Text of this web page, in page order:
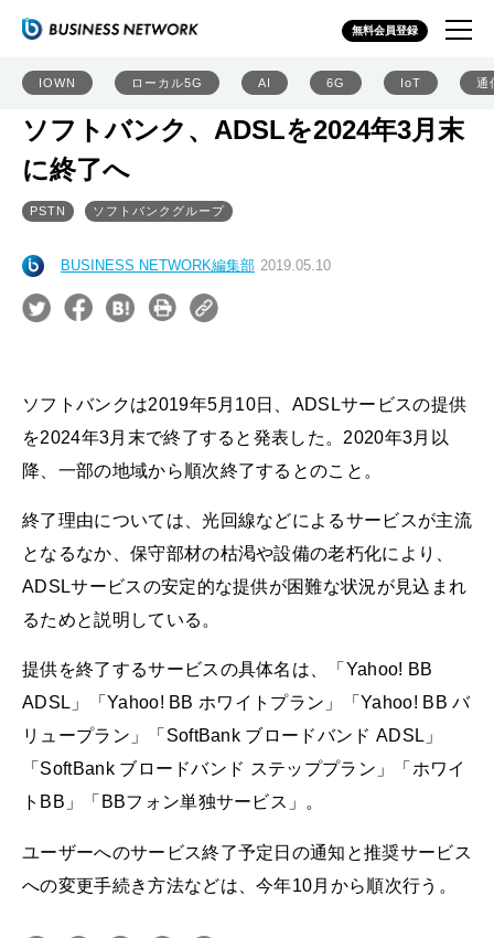
無料会員登録
IOWN ローカル5G AI 6G IoT 通
ソフトバンク、ADSLを2024年3月末
に終了へ
PSTN ソフトバンクグループ
BUSINESS NETWORK編集部 2019.05.10
ソフトバンクは2019年5月10日、ADSLサービスの提供
を2024年3月末で終了すると発表した。2020年3月以
降、一部の地域から順次終了するとのこと。
終了理由については、光回線などによるサービスが主流
となるなか、保守部材の枯渇や設備の老朽化により、
ADSLサービスの安定的な提供が困難な状況が見込まれ
るためと説明している。
提供を終了するサービスの具体名は、「Yahoo! BB
ADSL」「Yahoo! BB ホワイトプラン」「Yahoo! BB バ
リュープラン」「SoftBank ブロードバンド ADSL」
「SoftBank ブロードバンド ステッププラン」「ホワイ
トBB」「BBフォン単独サービス」。
ユーザーへのサービス終了予定日の通知と推奨サービス
への変更手続き方法などは、今年10月から順次行う。